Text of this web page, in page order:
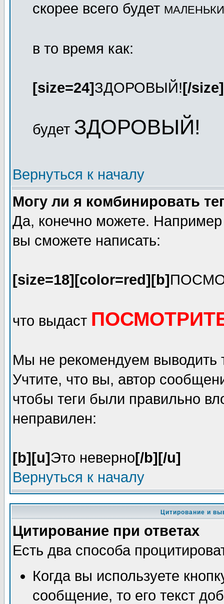
скорее всего будет
в то время как:
[size=24]ЗДОРОВЫЙ![/size]
будет ЗДОРОВЫЙ!
Вернуться к началу
Могу ли я комбинировать
Да, конечно можете.
вы сможете написать:
[size=18][color=red][b]
что выдаст
Мы не рекомендуем выводить
Учтите, что вы, автор
чтобы теги были правильно
неправилен:
[b][u]Это неверно[/b][/u]
Вернуться к началу
Цитирование и
Цитирование при ответах
Есть два способа
Когда вы используете
сообщение, то его текст